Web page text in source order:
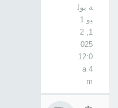
ة يول
يو 1
1, 2
025
12:0
4 a
m